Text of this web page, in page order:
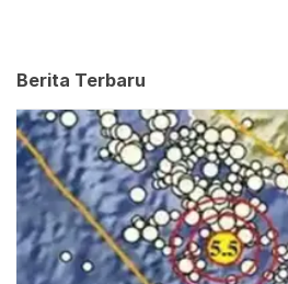
Berita Terbaru